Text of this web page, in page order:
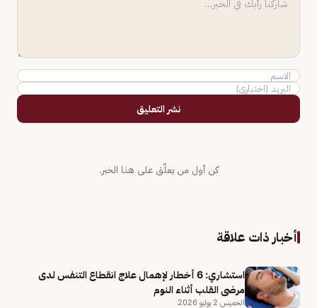
نشر التعليق
كن أول من يعلّق على هذا الخبر.
أخبار ذات علاقة
استشاري: 6 أخطار لإهمال علاج انقطاع التنفس لدى
مرضى القلب أثناء النوم
الخميس 2 يوليو 2026